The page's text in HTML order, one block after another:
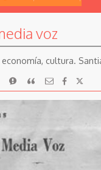
voz
cultura.
imprimirReportarCitar